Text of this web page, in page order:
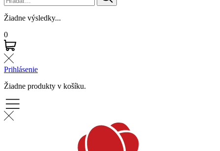
Žiadne výsledky...
0
Prihlásenie
Žiadne produkty v košíku.